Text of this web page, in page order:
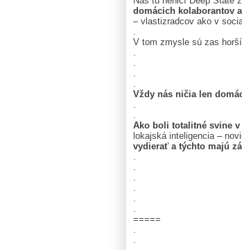
domácich kolaborantov
– vlastizradcov ako v
V tom zmysle sú zas
Vždy nás ničia len
Ako boli totalitné svine
lokajská inteligencia –
vydierať a týchto majú
=====